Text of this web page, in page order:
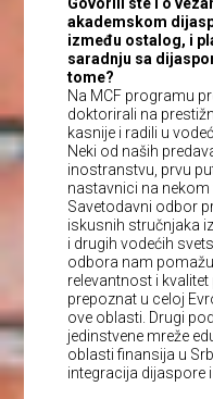
akademskom
između ostalog, i
saradnju sa
tome?
Na MCF programu
doktorirali na
kasnije i radili u
Neki od naših
inostranstvu, prvu
nastavnici na nekom
Savetodavni odbor
iskusnih stručnjaka
i drugih vodećih
odbora nam
relevantnost i
prepoznat u celoj
ove oblasti. Drugi
jedinstvene mreže
oblasti finansija u
integracija dijaspore